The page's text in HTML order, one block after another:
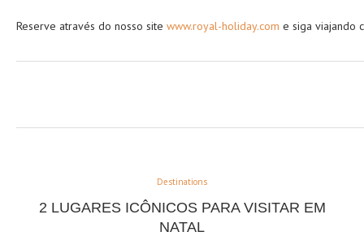
Reserve através do nosso site www.royal-holiday.com e siga viajando
Destinations
2 LUGARES ICÔNICOS PARA VISITAR EM
NATAL